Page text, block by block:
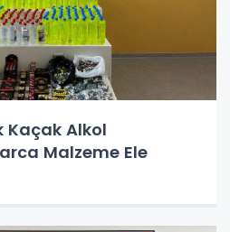
Kaçak Alkol
Malzeme Ele